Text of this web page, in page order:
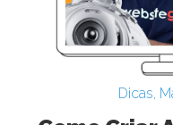
Dicas,